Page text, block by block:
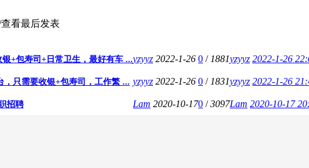
看最后发表
+包寿司+日常卫生，最好有车 ...yzyyz 2022-1-26 0 / 1881yzyyz 2022-1-26
只需要收银+包寿司，工作繁 ... yzyyz 2022-1-26 0 / 1831yzyyz 2022-1-26
招聘 Lam 2020-10-170 /3097Lam 2020-10-17